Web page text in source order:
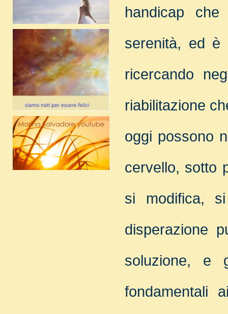
handicap
serenità, ed è
ricercando
riabilitazione
oggi possono
cervello, sotto
si modifica,
disperazione
soluzione, e
fondamentali